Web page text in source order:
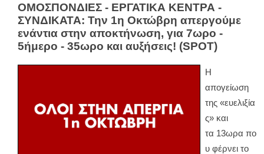
ΟΜΟΣΠΟΝΔΙΕΣ - ΕΡΓΑΤΙΚΑ ΚΕΝΤΡΑ -
ΣΥΝΔΙΚΑΤΑ: Την 1η Οκτώβρη απεργούμε
ενάντια στην αποκτήνωση, για 7ωρο -
5ήμερο - 35ωρο και αυξήσεις! (SPOT)
H
απογείωση
της «ευελιξία
ς» και
τα 13ωρα πο
υ φέρνει το